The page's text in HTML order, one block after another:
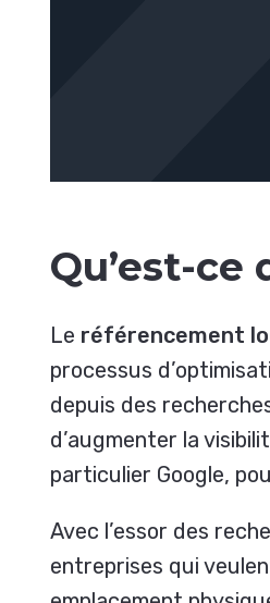
Qu’est-ce
Le référencement
processus
depuis des
d’augmenter la
particulier Google,
Avec l’essor des
entreprises qui